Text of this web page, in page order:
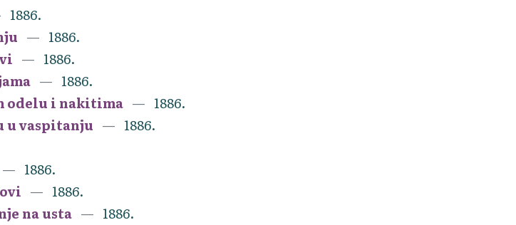
1886.
1886.
1886.
1886.
odelu i nakitima
1886.
u vaspitanju
1886.
1886.
1886.
na usta
1886.